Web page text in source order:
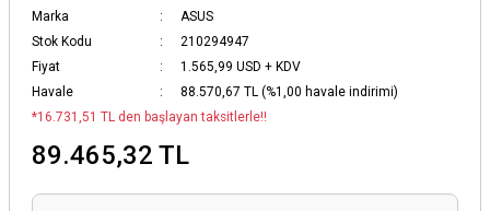
Marka
ASUS
Stok Kodu
210294947
Fiyat
1.565,99 USD + KDV
Havale
88.570,67 TL (%1,00 havale indirimi)
*16.731,51 TL den başlayan taksitlerle!!
89.465,32 TL